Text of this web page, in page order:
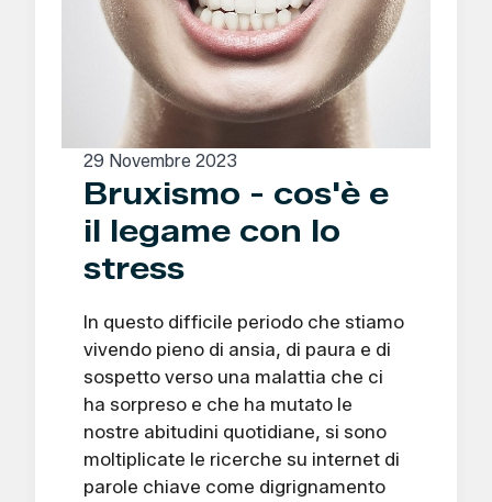
29 Novembre 2023
Bruxismo - cos'è e
il legame con lo
stress
In questo difficile periodo che stiamo
vivendo pieno di ansia, di paura e di
sospetto verso una malattia che ci
ha sorpreso e che ha mutato le
nostre abitudini quotidiane, si sono
moltiplicate le ricerche su internet di
parole chiave come digrignamento